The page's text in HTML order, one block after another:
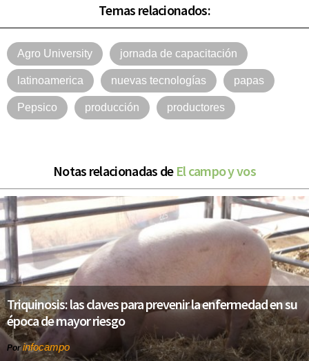
Temas relacionados:
Agro University jornada de capacitación
latinoamerica nuevas tecnologías papas
Pepsico producción productores
Notas relacionadas de El campo y vos
Triquinosis: las claves para prevenir la enfermedad en su
época de mayor riesgo
Porinfocampo